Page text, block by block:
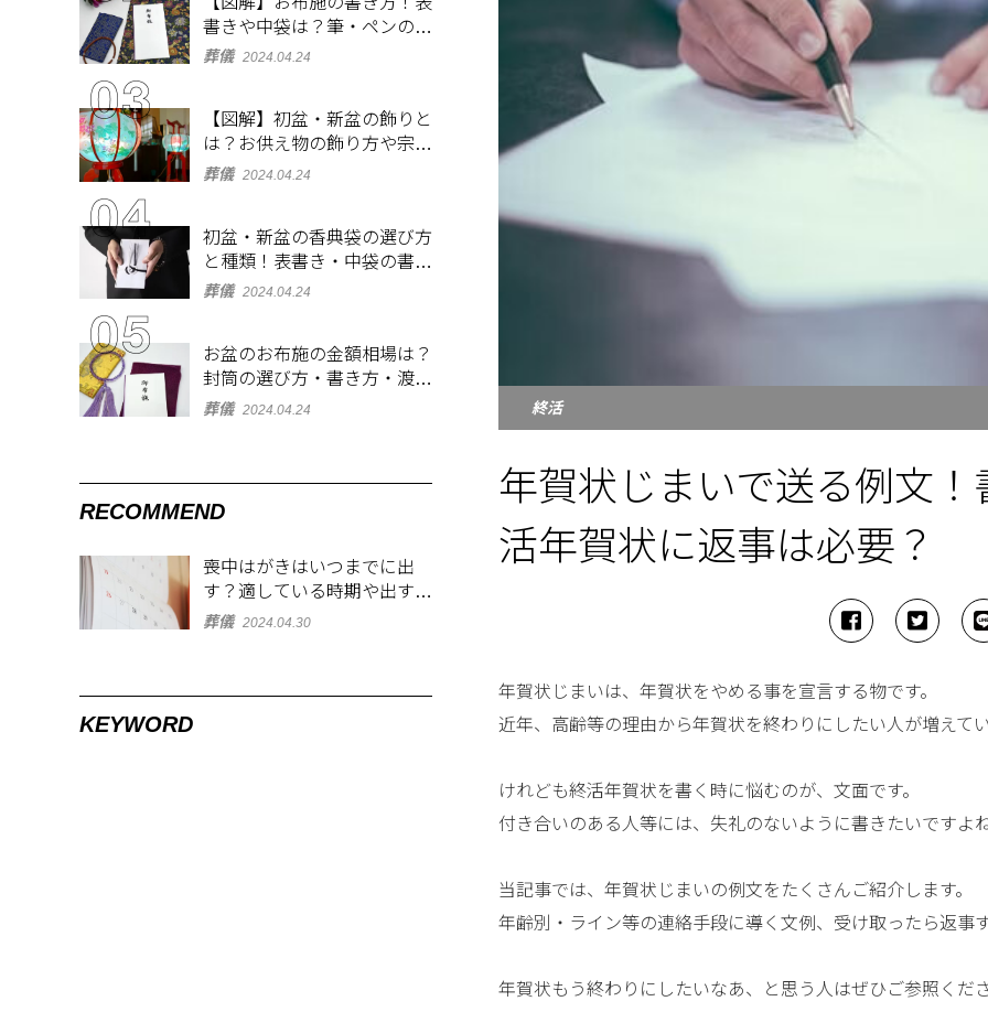
終活
年賀状じまいで送る例文
活年賀状に返事は必要？
年賀状じまいは、年賀状をやめる事を宣言する物です。
近年、高齢等の理由から年賀状を終わりにしたい人が増えてい
けれども終活年賀状を書く時に悩むのが、文面です。
付き合いのある人等には、失礼のないように書きたいですよね
当記事では、年賀状じまいの例文をたくさんご紹介します。
年齢別・ライン等の連絡手段に導く文例、受け取ったら返事
年賀状もう終わりにしたいなあ、と思う人はぜひご参照くださ
書きや中袋は？筆・ペンのマ
ナーとよくあるQ&A集
葬儀 2024.04.24
【図解】初盆・新盆の飾りと
は？お供え物の飾り方や宗派
ごとの違いを解説！
葬儀 2024.04.24
初盆・新盆の香典袋の選び方
と種類！表書き・中袋の書き
方、お札の入れ方も
葬儀 2024.04.24
お盆のお布施の金額相場は？
封筒の選び方・書き方・渡し
方も解説
葬儀 2024.04.24
RECOMMEND
喪中はがきはいつまでに出
す？適している時期や出す範
囲を解説！
葬儀 2024.04.30
KEYWORD